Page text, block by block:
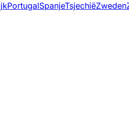
PortugalSpanjeTsjechiëZweden